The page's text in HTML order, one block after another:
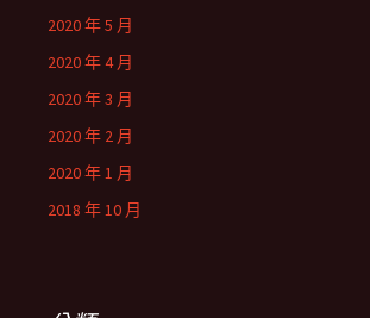
2020 年 5 月
2020 年 4 月
2020 年 3 月
2020 年 2 月
2020 年 1 月
2018 年 10 月